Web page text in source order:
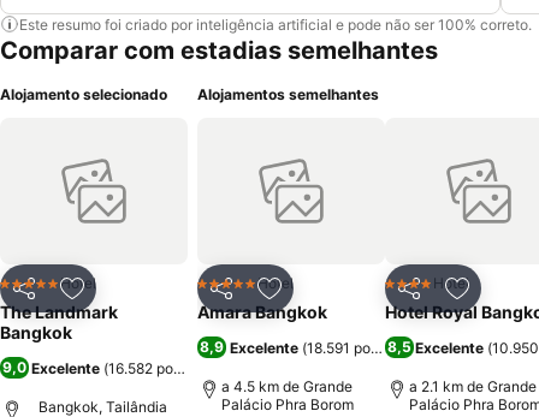
Este resumo foi criado por inteligência artificial e pode não ser 100% correto.
Comparar com estadias semelhantes
Alojamento selecionado
PartilharAdicionar aos favoritos
5 EstrelasHotel
The Landmark
Bangkok
9,0 Excelente (16.582 pontuações
Bangkok, Tailândia
Alojamentos semelhantes
PartilharAdicionar aos favoritos
5 EstrelasHotel
Amara Bangkok
8,9 Excelente (18.591 pontuações)
a 4.5 km de Grande
Palácio Phra Borom
Partilhar
4 EstrelasHotel
Hotel Royal
8,5 Excelente (
a 2.1 km de Grande
Palácio Phra